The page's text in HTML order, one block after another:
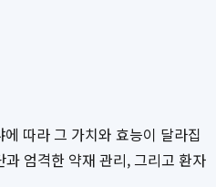
따라 그 가치와 효능이 달라집
엄격한 약재 관리, 그리고 환자